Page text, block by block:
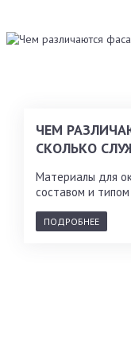
ЧЕМ
СКОЛЬКО
Материалы для
составом и
ПОДРОБНЕЕ